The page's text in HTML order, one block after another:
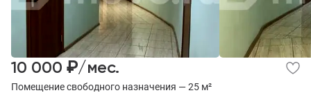
Помещение свободного назначения — 25 м²
10 000 ₽/мес.